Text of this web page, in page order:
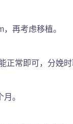
再考虑移植。
正常即可，分娩
。